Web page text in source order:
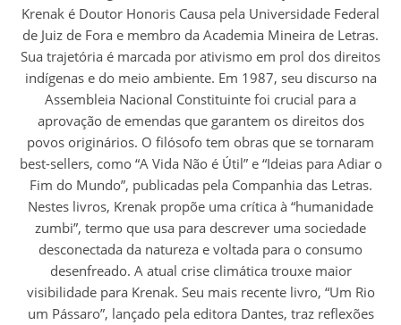
Krenak é Doutor Honoris Causa pela Universidade Federal
de Juiz de Fora e membro da Academia Mineira de Letras.
Sua trajetória é marcada por ativismo em prol dos direitos
indígenas e do meio ambiente. Em 1987, seu discurso na
Assembleia Nacional Constituinte foi crucial para a
aprovação de emendas que garantem os direitos dos
povos originários. O filósofo tem obras que se tornaram
best-sellers, como “A Vida Não é Útil” e “Ideias para Adiar o
Fim do Mundo”, publicadas pela Companhia das Letras.
Nestes livros, Krenak propõe uma crítica à “humanidade
zumbi”, termo que usa para descrever uma sociedade
desconectada da natureza e voltada para o consumo
desenfreado. A atual crise climática trouxe maior
visibilidade para Krenak. Seu mais recente livro, “Um Rio
um Pássaro”, lançado pela editora Dantes, traz reflexões